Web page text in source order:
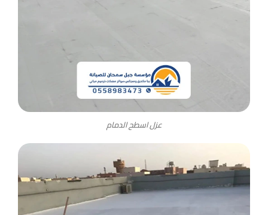
عزل اسطح الدمام